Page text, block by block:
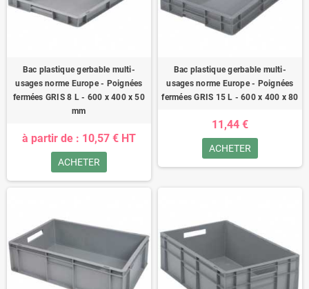
Bac plastique gerbable multi-
usages norme Europe - Poignées
fermées GRIS 8 L - 600 x 400 x 50
mm
à partir de : 10,57 € HT
ACHETER
Bac plastique gerbable multi-
usages norme Europe - Poignées
fermées GRIS 15 L - 600 x 400 x 80
11,44 €
ACHETER